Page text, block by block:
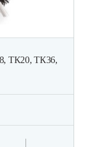
ТК20, ТК36,